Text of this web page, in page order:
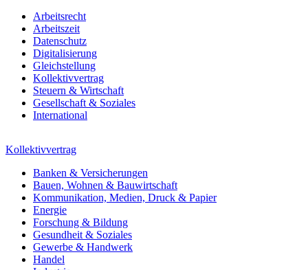
Arbeitsrecht
Arbeitszeit
Datenschutz
Digitalisierung
Gleichstellung
Kollektivvertrag
Steuern & Wirtschaft
Gesellschaft & Soziales
International
Kollektivvertrag
Banken & Versicherungen
Bauen, Wohnen & Bauwirtschaft
Kommunikation, Medien, Druck & Papier
Energie
Forschung & Bildung
Gesundheit & Soziales
Gewerbe & Handwerk
Handel